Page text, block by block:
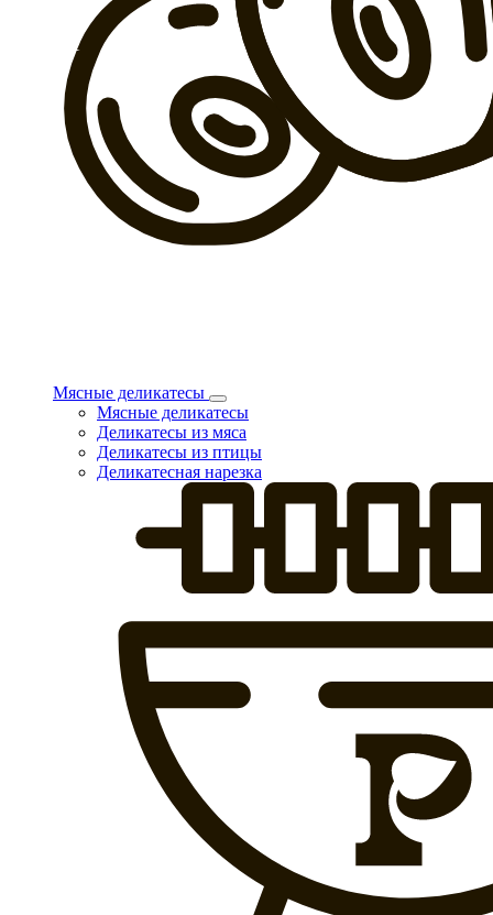
Мясные деликатесы
Мясные деликатесы
Деликатесы из мяса
Деликатесы из птицы
Деликатесная нарезка